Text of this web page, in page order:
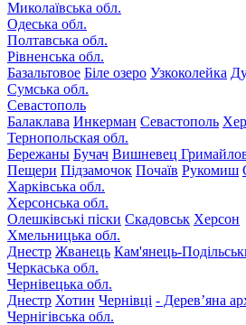
Миколаївська обл.
Одеська обл.
Полтавська обл.
Рівненська обл.
Базальтовое Біле озеро Узкоколейка
Сумська обл.
Севастополь
Балаклава Инкерман Севастополь
Тернопольская обл.
Бережаны Бучач Вишневец
Пещери Підзамочок Почаїв Рукомиш
Харківська обл.
Херсонська обл.
Олешківські піски Скадовськ Херсон
Хмельницька обл.
Днестр Жванець Кам'янець-
Черкаська обл.
Чернівецька обл.
Днестр Хотин Чернівці - Дерев’яна
Чернігівська обл.